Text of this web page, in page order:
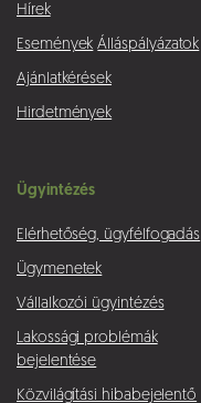
Hírek
Események Álláspályázatok
Ajánlatkérések
Hirdetmények
Ügyintézés
Elérhetőség, ügyfélfogadás
Ügymenetek
Vállalkozói ügyintézés
Lakossági problémák
bejelentése
Közvilágítási hibabejelentő